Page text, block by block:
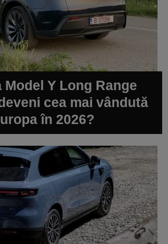
Model Y Long Range
cea mai vândută
în 2026?